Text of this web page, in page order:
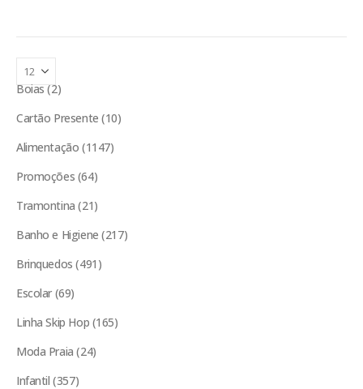
Boias 2
Cartão Presente 10
Alimentação 1147
Promoções 64
Tramontina 21
Banho e Higiene 217
Brinquedos 491
Escolar 69
Linha Skip Hop 165
Moda Praia 24
Infantil 357